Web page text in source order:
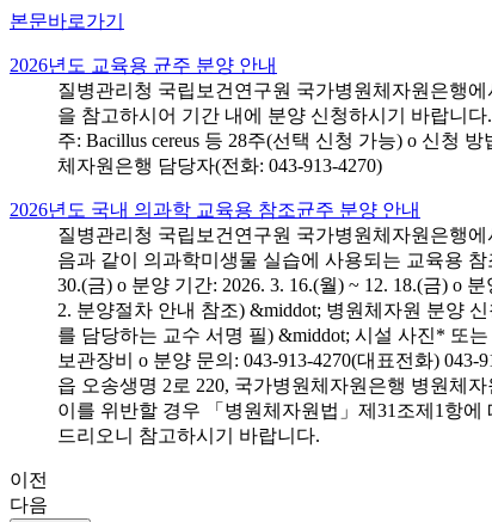
본문바로가기
2026년도 교육용 균주 분양 안내
질병관리청 국립보건연구원 국가병원체자원은행
을 참고하시어 기간 내에 분양 신청하시기 바랍니다
주: Bacillus cereus 등 28주(선택 신청 가능) o 신청
체자원은행 담당자(전화: 043-913-4270)
2026년도 국내 의과학 교육용 참조균주 분양 안내
질병관리청 국립보건연구원 국가병원체자원은행
음과 같이 의과학미생물 실습에 사용되는 교육용
30.(금) o 분양 기간: 2026. 3. 16.(월) ~ 12. 18.(금) o
2. 분양절차 안내 참조) &middot; 병원체자원 분양
를 담당하는 교수 서명 필) &middot; 시설 사진* 또
보관장비 o 분양 문의: 043-913-4270(대표전화)
읍 오송생명 2로 220, 국가병원체자원은행 병원체
이를 위반할 경우 「병원체자원법」제31조제1항
드리오니 참고하시기 바랍니다.
이전
다음